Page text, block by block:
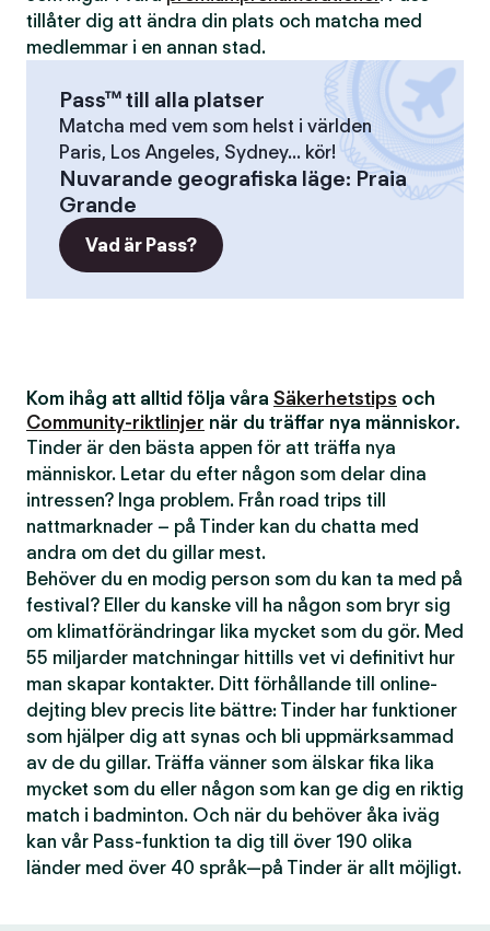
tillåter dig att ändra din plats och matcha med
medlemmar i en annan stad.
Pass™ till alla platser
Matcha med vem som helst i världen
Paris, Los Angeles, Sydney... kör!
Nuvarande geografiska läge: Praia
Grande
Vad är Pass?
Kom ihåg att alltid följa våra Säkerhetstips och
Community-riktlinjer när du träffar nya människor.
Tinder är den bästa appen för att träffa nya
människor. Letar du efter någon som delar dina
intressen? Inga problem. Från road trips till
nattmarknader – på Tinder kan du chatta med
andra om det du gillar mest.
Behöver du en modig person som du kan ta med på
festival? Eller du kanske vill ha någon som bryr sig
om klimatförändringar lika mycket som du gör. Med
55 miljarder matchningar hittills vet vi definitivt hur
man skapar kontakter. Ditt förhållande till online-
dejting blev precis lite bättre: Tinder har funktioner
som hjälper dig att synas och bli uppmärksammad
av de du gillar. Träffa vänner som älskar fika lika
mycket som du eller någon som kan ge dig en riktig
match i badminton. Och när du behöver åka iväg
kan vår Pass-funktion ta dig till över 190 olika
länder med över 40 språk—på Tinder är allt möjligt.